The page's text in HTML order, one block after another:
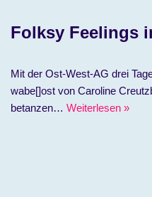
Folksy Feelings
Mit der Ost-West-AG drei
wabe[]ost von Caroline
betanzen… Weiterlesen »